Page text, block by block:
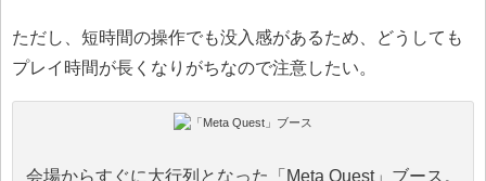
ただし、短時間の操作でも没入感があるため、どうしても
プレイ時間が長くなりがちなので注意したい。
会場からすぐに大行列となった「Meta Quest」ブース。